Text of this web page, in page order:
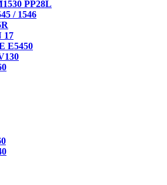
PP28L
/ 1546
17
E5450